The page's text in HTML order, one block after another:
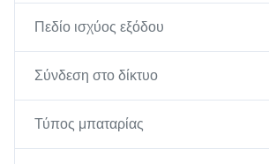
Πεδίο ισχύος εξόδου
Σύνδεση στο δίκτυο
Τύπος μπαταρίας